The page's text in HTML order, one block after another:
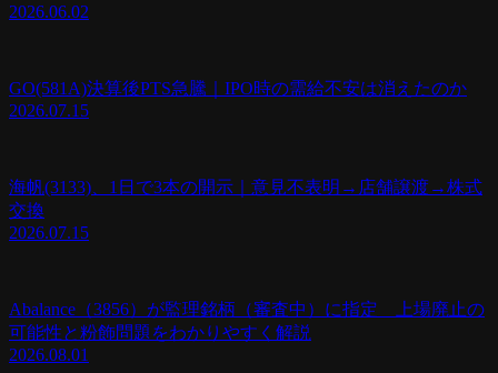
2026.06.02
GO(581A)決算後PTS急騰｜IPO時の需給不安は消えたのか
2026.07.15
海帆(3133)、1日で3本の開示｜意見不表明→店舗譲渡→株式
交換
2026.07.15
Abalance（3856）が監理銘柄（審査中）に指定 上場廃止の
可能性と粉飾問題をわかりやすく解説
2026.08.01